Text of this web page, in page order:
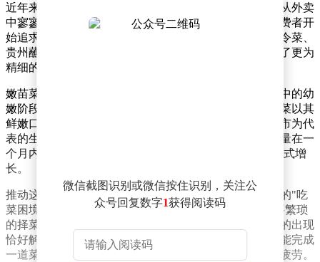
近年来，都市人群对蔬菜的消费需求发生了显著变化。从外卖
中寥寥无几的绿叶菜，到轻食沙拉难以满足的期待，消费者开
始追求更具品质感的蔬菜体验。羽衣甘蓝饮品、小众时令菜、
贵州蘸水菜等创新形式相继走红，如今这股风潮又转向了更为
精细的品类——嫩苗菜。
嫩苗菜并非普通青菜的缩小版，而是指在植物营养最集中的幼
嫩阶段采收的蔬菜，包括苗菜、嫩尖、仔菜等。这类蔬菜以其
鲜嫩口感和便捷性迅速俘获都市消费者的心。以朴朴超市为代
表的生鲜平台数据显示，红苋菜尖、空心菜尖等品类销量在一
个月内增长超200%，芥兰苗、鹤斗白苗等更是呈现爆发式增
长。
推动这股消费热潮的核心因素，是现代人快节奏生活中的"吃
菜困境"。下班后疲惫不堪的上班族发现，普通青菜需要繁琐
的择菜过程，而线上购买的蔬菜品质参差不齐。嫩苗菜的出现
恰好解决了这些痛点——整株清洗即可下锅，两分钟就能完成
一道菜，叶片薄脆、茎秆清甜，既节省时间又避免咀嚼疲劳。
微信截图识别或微信按住识别，关注公
众号回复数字1获得阅读码